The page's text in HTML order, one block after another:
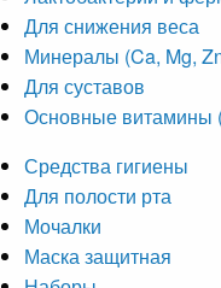
Для снижения веса
Минералы (Ca, Mg,
Для суставов
Основные витамины
Средства гигиены
Для полости рта
Мочалки
Маска защитная